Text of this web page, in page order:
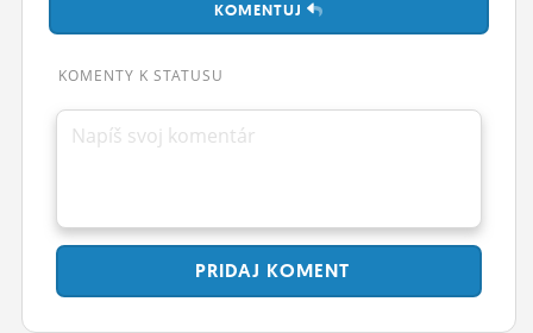
ĽUDIA
MÔJ PROFIL
NASTAVENIA
KOMENTUJ
KOMENTY K STATUSU
Napíš svoj komentár
PRIDAJ KOMENT